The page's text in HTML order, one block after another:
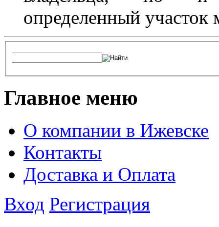
определенный участок
Главное меню
О компании в Ижевске
Контакты
Доставка и Оплата
Вход Регистрация